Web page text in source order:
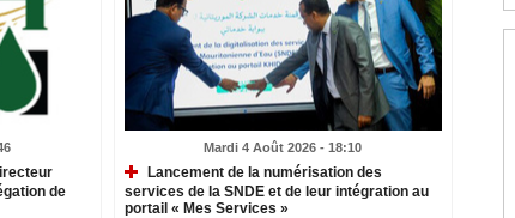
de
Mardi 4 Août 2026 - 18:10
Lancement de la numérisation des
services de la SNDE et de leur intégration au
portail « Mes Services »